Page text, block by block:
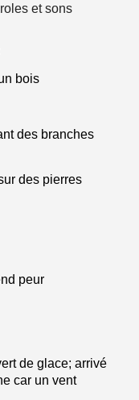
et sons
bois
des branches
des pierres
peur
de glace; arrivé
car un vent